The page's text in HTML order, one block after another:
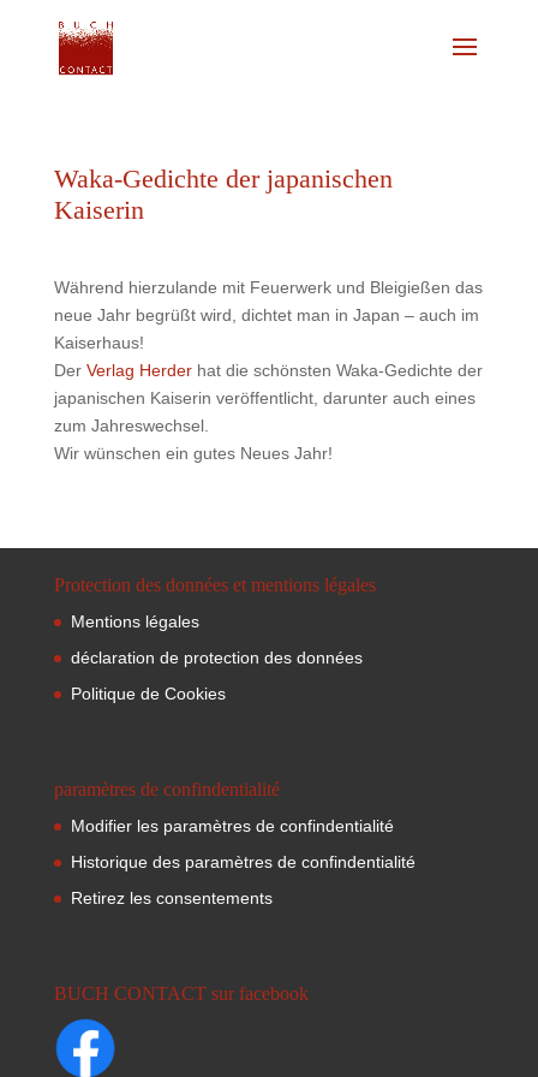
Waka-Gedichte der japanischen
Kaiserin
Während hierzulande mit Feuerwerk und Bleigießen das
neue Jahr begrüßt wird, dichtet man in Japan – auch im
Kaiserhaus!
Der Verlag Herderhat die schönsten Waka-Gedichte der
japanischen Kaiserin veröffentlicht, darunter auch eines
zum Jahreswechsel.
Wir wünschen ein gutes Neues Jahr!
Protection des données et mentions légales
Mentions légales
déclaration de protection des données
Politique de Cookies
paramètres de confindentialité
Modifier les paramètres de confindentialité
Historique des paramètres de confindentialité
Retirez les consentements
BUCH CONTACT sur facebook